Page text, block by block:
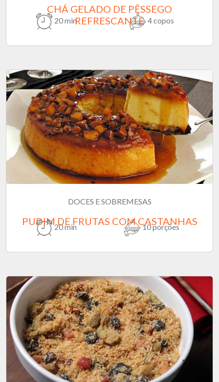
CHÁ GELADO DE PÊSSEGO
REFRESCANTE
20 min 4 copos
DOCES E SOBREMESAS
PUDIM DE FRUTAS COM CASTANHAS
20 min 10 porções